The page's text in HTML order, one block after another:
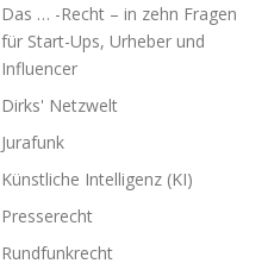
Das … -Recht – in zehn Fragen
für Start-Ups, Urheber und
Influencer
Dirks' Netzwelt
Jurafunk
Künstliche Intelligenz (KI)
Presserecht
Rundfunkrecht